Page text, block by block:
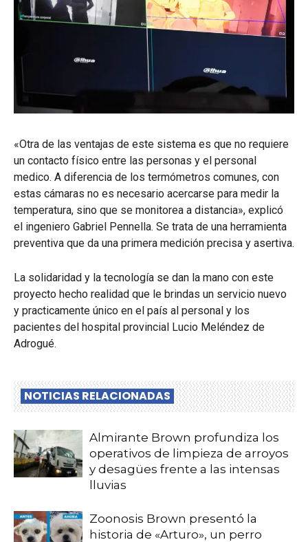
«Otra de las ventajas de este sistema es que no requiere
un contacto físico entre las personas y el personal
medico. A diferencia de los termómetros comunes, con
estas cámaras no es necesario acercarse para medir la
temperatura, sino que se monitorea a distancia», explicó
el ingeniero Gabriel Pennella. Se trata de una herramienta
preventiva que da una primera medición precisa y asertiva.
La solidaridad y la tecnología se dan la mano con este
proyecto hecho realidad que le brindas un servicio nuevo
y practicamente único en el país al personal y los
pacientes del hospital provincial Lucio Meléndez de
Adrogué.
NOTICIAS RELACIONADAS
Almirante Brown profundiza los
operativos de limpieza de arroyos
y desagües frente a las intensas
lluvias
Zoonosis Brown presentó la
historia de «Arturo», un perro